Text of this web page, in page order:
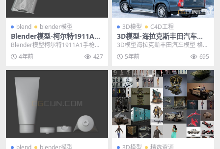
blend blender模型
Blender模型-柯尔特1911A1
模型武器3D模型素材
Blender模型柯尔特1911A1手枪模
型武器3D模型素材 其他推荐: Ble...
4年前 427
3D模型 C4D工程
3D模型-海拉克斯丰田汽车模
型 格式支持C4D/MAX/FBX/O
BJ
3D模型海拉克斯丰田汽车模型 格式
支持C4D/Max/FBX/OBJ,不含环境
不...5年前 695
blend blender模型 3D模型 精选资源